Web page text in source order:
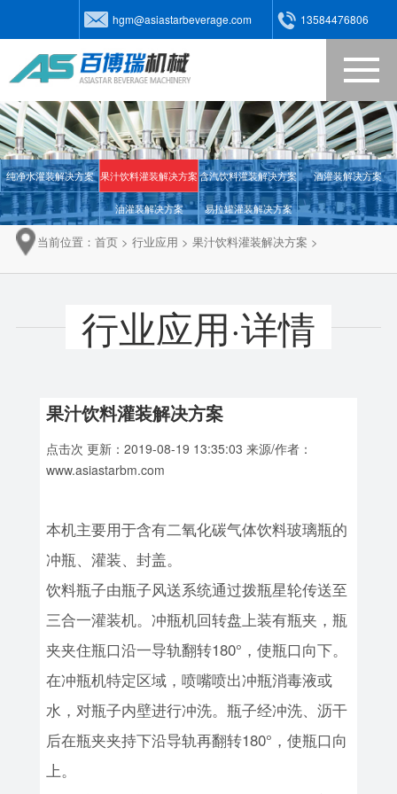
13584476806
hgm@asiastarbeverage.com
网站首页
关于我们
产品中心
新闻动态
在线视频
纯净水灌装解决方案 果汁饮料灌装解决方案含汽饮料灌装解决方案 酒灌装解决方案
油灌装解决方案 易拉罐灌装解决方案
当前位置： 首页> 行业应用 > 果汁饮料灌装解决方案 >
行业应用·详情
果汁饮料灌装解决方案
点击次 更新：2019-08-19 13:35:03 来源/作者：
www.asiastarbm.com
本机主要用于含有二氧化碳气体饮料玻璃瓶的
冲瓶、灌装、封盖。
饮料瓶子由瓶子风送系统通过拨瓶星轮传送至
三合一灌装机。冲瓶机回转盘上装有瓶夹，瓶
夹夹住瓶口沿一导轨翻转180°，使瓶口向下。
在冲瓶机特定区域，喷嘴喷出冲瓶消毒液或
水，对瓶子内壁进行冲洗。瓶子经冲洗、沥干
后在瓶夹夹持下沿导轨再翻转180°，使瓶口向
上。